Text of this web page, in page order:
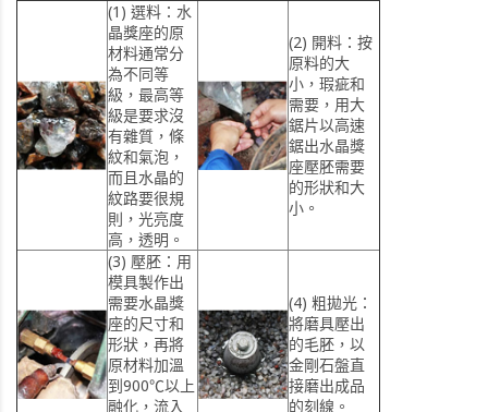
(1) 選料： 水
晶獎座的原
材料通常分
為不同等
級，最高等
級是要求沒
有雜質，條
紋和氣泡，
而且水晶的
紋路要很規
則，光亮度
高，透明。
(2) 開料： 按
原料的大
小，瑕疵和
需要，用大
鋸片以高速
鋸出水晶獎
座壓胚需要
的形狀和大
小。
(3) 壓胚： 用
模具製作出
需要水晶獎
座的尺寸和
形狀，再將
原材料加溫
到900℃以上
融化，流入
(4) 粗拋光：
將磨具壓出
的毛胚，以
金剛石盤直
接磨出成品
的刻線。